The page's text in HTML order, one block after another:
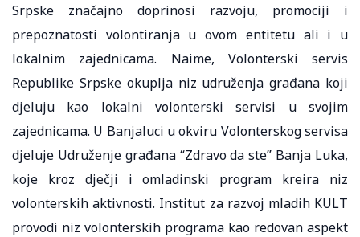
Srpske značajno doprinosi razvoju, promociji i
prepoznatosti volontiranja u ovom entitetu ali i u
lokalnim zajednicama. Naime, Volonterski servis
Republike Srpske okuplja niz udruženja građana koji
djeluju kao lokalni volonterski servisi u svojim
zajednicama. U Banjaluci u okviru Volonterskog servisa
djeluje Udruženje građana “Zdravo da ste” Banja Luka,
koje kroz dječji i omladinski program kreira niz
volonterskih aktivnosti. Institut za razvoj mladih KULT
provodi niz volonterskih programa kao redovan aspekt